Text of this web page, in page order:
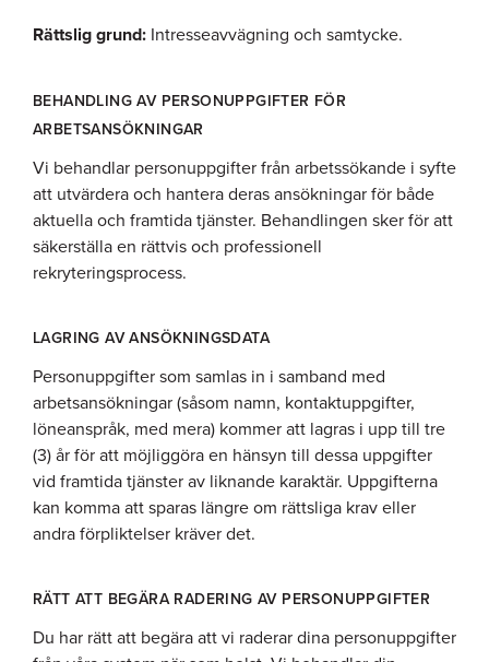
Rättslig grund: Intresseavvägning och samtycke.
BEHANDLING AV PERSONUPPGIFTER FÖR
ARBETSANSÖKNINGAR
Vi behandlar personuppgifter från arbetssökande i syfte
att utvärdera och hantera deras ansökningar för både
aktuella och framtida tjänster. Behandlingen sker för att
säkerställa en rättvis och professionell
rekryteringsprocess.
LAGRING AV ANSÖKNINGSDATA
Personuppgifter som samlas in i samband med
arbetsansökningar (såsom namn, kontaktuppgifter,
löneanspråk, med mera) kommer att lagras i upp till tre
(3) år för att möjliggöra en hänsyn till dessa uppgifter
vid framtida tjänster av liknande karaktär. Uppgifterna
kan komma att sparas längre om rättsliga krav eller
andra förpliktelser kräver det.
RÄTT ATT BEGÄRA RADERING AV PERSONUPPGIFTER
Du har rätt att begära att vi raderar dina personuppgifter